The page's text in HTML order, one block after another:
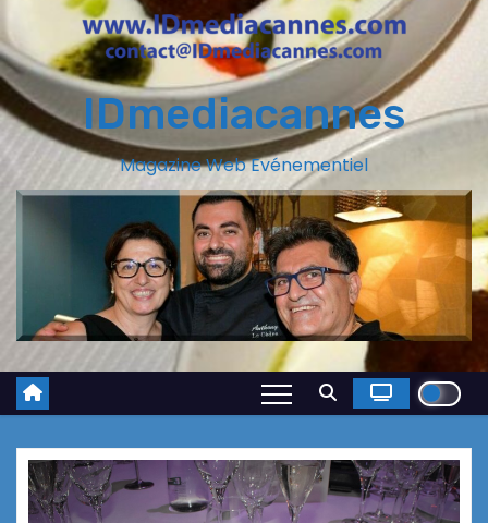
IDmediacannes
Magazine Web Evénementiel